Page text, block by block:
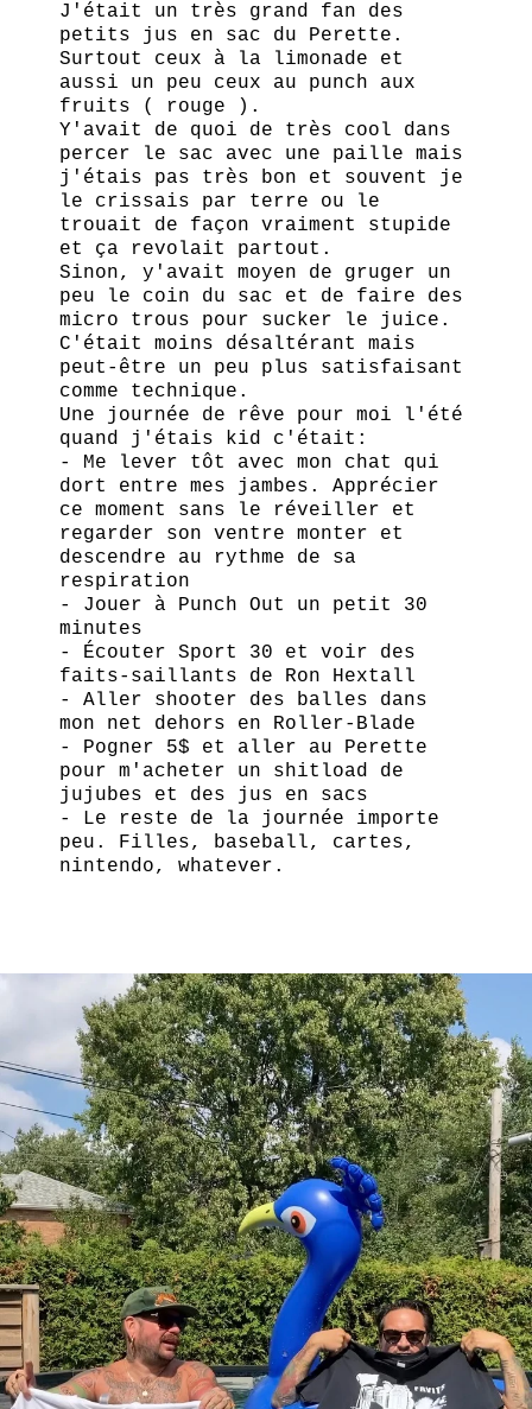
J'était un très grand fan des
petits jus en sac du Perette.
Surtout ceux à la limonade et
aussi un peu ceux au punch aux
fruits ( rouge ).
Y'avait de quoi de très cool dans
percer le sac avec une paille mais
j'étais pas très bon et souvent je
le crissais par terre ou le
trouait de façon vraiment stupide
et ça revolait partout.
Sinon, y'avait moyen de gruger un
peu le coin du sac et de faire des
micro trous pour sucker le juice.
C'était moins désaltérant mais
peut-être un peu plus satisfaisant
comme technique.
Une journée de rêve pour moi l'été
quand j'étais kid c'était:
- Me lever tôt avec mon chat qui
dort entre mes jambes. Apprécier
ce moment sans le réveiller et
regarder son ventre monter et
descendre au rythme de sa
respiration
- Jouer à Punch Out un petit 30
minutes
- Écouter Sport 30 et voir des
faits-saillants de Ron Hextall
- Aller shooter des balles dans
mon net dehors en Roller-Blade
- Pogner 5$ et aller au Perette
pour m'acheter un shitload de
jujubes et des jus en sacs
- Le reste de la journée importe
peu. Filles, baseball, cartes,
nintendo, whatever.